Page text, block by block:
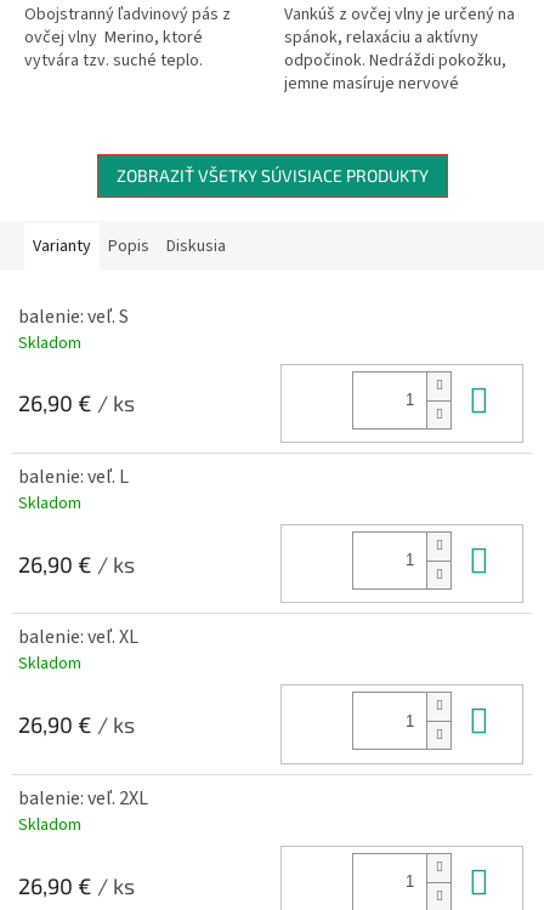
Obojstranný ľadvinový pás z
ovčej vlny Merino, ktoré
vytvára tzv. suché teplo.
Vankúš z ovčej vlny je určený na
spánok, relaxáciu a aktívny
odpočinok. Nedráždi pokožku,
jemne masíruje nervové
kladné ióny, škodlivé pre
organizmus, ktoré sú príčinou
únavy a bolestí hlavy.
ZOBRAZIŤ VŠETKY SÚVISIACE PRODUKTY
Varianty Popis Diskusia
balenie: veľ. S
Skladom
26,90 € / ks
balenie: veľ. L
Skladom
26,90 € / ks
balenie: veľ. XL
Skladom
26,90 € / ks
balenie: veľ. 2XL
Skladom
26,90 € / ks